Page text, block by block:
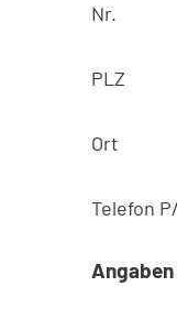
Nr.
PLZ
Ort
Telefon